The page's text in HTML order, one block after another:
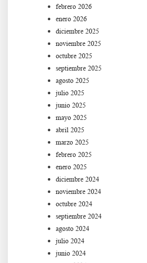
febrero 2026
enero 2026
diciembre 2025
noviembre 2025
octubre 2025
septiembre 2025
agosto 2025
julio 2025
junio 2025
mayo 2025
abril 2025
marzo 2025
febrero 2025
enero 2025
diciembre 2024
noviembre 2024
octubre 2024
septiembre 2024
agosto 2024
julio 2024
junio 2024